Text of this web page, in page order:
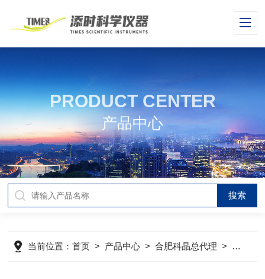
PRODUCT CENTER
产品中心
当前位置：首页 > 产品中心 >合肥科晶总代理 > 薄膜制